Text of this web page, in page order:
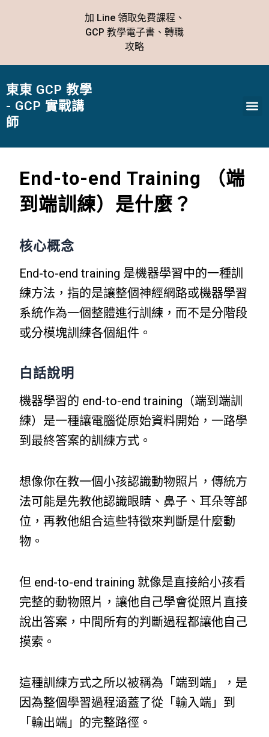
容
加 Line 領取免費課程、
GCP 教學電子書、轉職
攻略
東東 GCP 教學
- GCP 實戰講
師
End-to-end Training （端
到端訓練）是什麼？
核心概念
End-to-end training 是機器學習中的一種訓
練方法，指的是讓整個神經網路或機器學習
系統作為一個整體進行訓練，而不是分階段
或分模塊訓練各個組件。
白話說明
機器學習的 end-to-end training（端到端訓
練）是一種讓電腦從原始資料開始，一路學
到最終答案的訓練方式。
想像你在教一個小孩認識動物照片，傳統方
法可能是先教他認識眼睛、鼻子、耳朵等部
位，再教他組合這些特徵來判斷是什麼動
物。
但 end-to-end training 就像是直接給小孩看
完整的動物照片，讓他自己學會從照片直接
說出答案，中間所有的判斷過程都讓他自己
摸索。
這種訓練方式之所以被稱為「端到端」，是
因為整個學習過程涵蓋了從「輸入端」到
「輸出端」的完整路徑。